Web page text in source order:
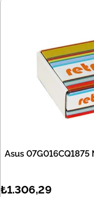
Asus
₺1.306,29